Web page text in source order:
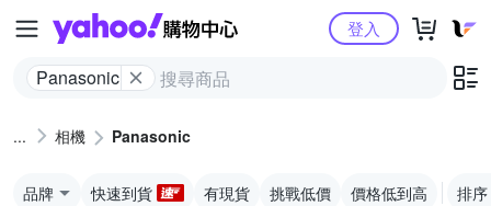
Yahoo購物中心
Panasonic
登入
相機 Panasonic
品牌 快速到貨 有現貨 挑戰低價 價格低到高 排序